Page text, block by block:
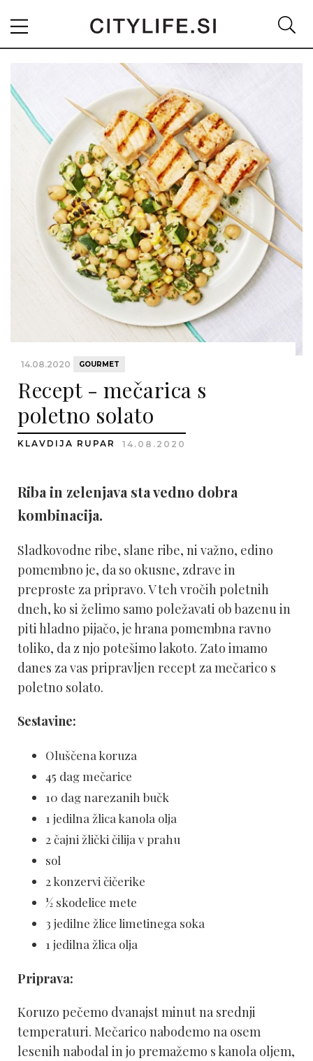
14.08.2020 GOURMET
Recept - mečarica s
poletno solato
KLAVDIJA RUPAR 14.08.2020
Riba in zelenjava sta vedno dobra
kombinacija.
Sladkovodne ribe, slane ribe, ni važno, edino
pomembno je, da so okusne, zdrave in
preproste za pripravo. V teh vročih poletnih
dneh, ko si želimo samo poležavati ob bazenu in
piti hladno pijačo, je hrana pomembna ravno
toliko, da z njo potešimo lakoto. Zato imamo
danes za vas pripravljen recept za mečarico s
poletno solato.
Sestavine:
Oluščena koruza
45 dag mečarice
10 dag narezanih bučk
1 jedilna žlica kanola olja
2 čajni žlički čilija v prahu
sol
2 konzervi čičerike
½ skodelice mete
3 jedilne žlice limetinega soka
1 jedilna žlica olja
Priprava:
Koruzo pečemo dvanajst minut na srednji
temperaturi. Mečarico nabodemo na osem
lesenih nabodal in jo premažemo s kanola oljem,